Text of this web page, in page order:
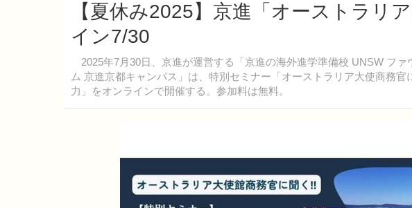
【夏休み2025】京進「オーストラリ
イン7/30
2025年7月30日、京進が運営する「京進の海外進学準備校 UNSW ファ
ム 京進京都キャンパス」は、特別セミナー「オーストラリア大使商務
力」をオンラインで開催する。参加料は無料。